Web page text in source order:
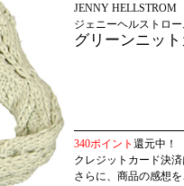
JENNY HELLSTROM
ジェニーヘルストロー
グリーンニッ
340ポイント 還元中！
クレジットカード決済
さらに、商品の感想